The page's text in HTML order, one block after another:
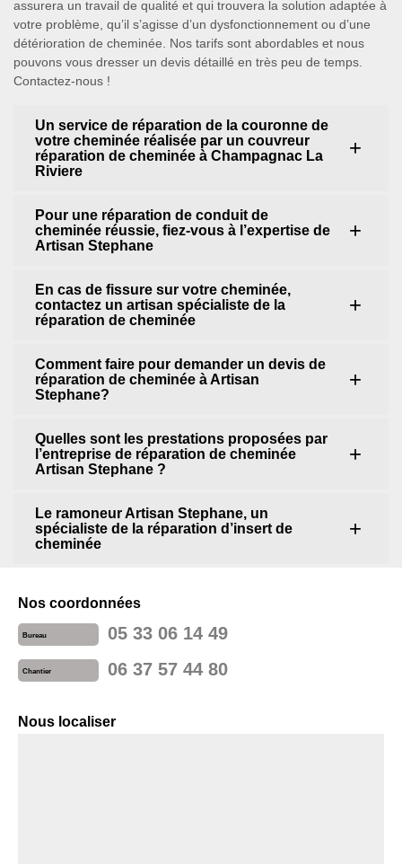
assurera un travail de qualité et qui trouvera la solution adaptée à
votre problème, qu’il s’agisse d’un dysfonctionnement ou d’une
détérioration de cheminée. Nos tarifs sont abordables et nous
pouvons vous dresser un devis détaillé en très peu de temps.
Contactez-nous !
Un service de réparation de la couronne de
votre cheminée réalisée par un couvreur
réparation de cheminée à Champagnac La
Riviere
Pour une réparation de conduit de
cheminée réussie, fiez-vous à l’expertise de
Artisan Stephane
En cas de fissure sur votre cheminée,
contactez un artisan spécialiste de la
réparation de cheminée
Comment faire pour demander un devis de
réparation de cheminée à Artisan
Stephane?
Quelles sont les prestations proposées par
l’entreprise de réparation de cheminée
Artisan Stephane ?
Le ramoneur Artisan Stephane, un
spécialiste de la réparation d’insert de
cheminée
Nos coordonnées
Bureau 05 33 06 14 49
Chantier 06 37 57 44 80
Nous localiser